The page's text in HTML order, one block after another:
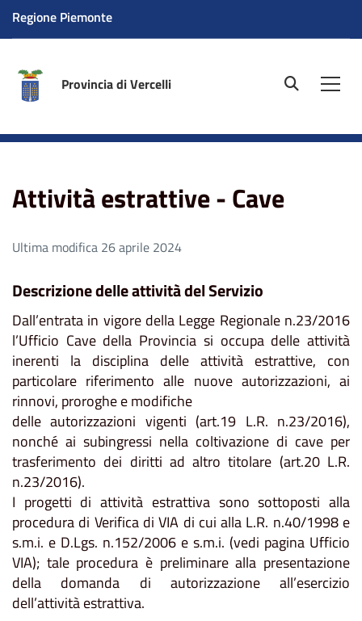
Regione Piemonte
Provincia di Vercelli site.searc
- Cave
Attività estrattive - Cave
Ultima modifica 26 aprile 2024
Descrizione delle attività del Servizio
Dall’entrata in vigore della Legge Regionale n.23/2016
l’Ufficio Cave della Provincia si occupa delle attività
inerenti la disciplina delle attività estrattive, con
particolare riferimento alle nuove autorizzazioni, ai
rinnovi, proroghe e modifiche
delle autorizzazioni vigenti (art.19 L.R. n.23/2016),
nonché ai subingressi nella coltivazione di cave per
trasferimento dei diritti ad altro titolare (art.20 L.R.
n.23/2016).
I progetti di attività estrattiva sono sottoposti alla
procedura di Verifica di VIA di cui alla L.R. n.40/1998 e
s.m.i. e D.Lgs. n.152/2006 e s.m.i. (vedi pagina Ufficio
VIA); tale procedura è preliminare alla presentazione
della domanda di autorizzazione all’esercizio
dell’attività estrattiva.